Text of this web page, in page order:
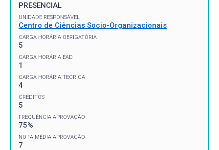
PRESENCIAL
UNIDADE RESPONSÁVEL
Centro de Ciências Socio-Organizacionais
CARGA HORÁRIA OBRIGATÓRIA
5
CARGA HORÁRIA EAD
1
CARGA HORÁRIA TEÓRICA
4
CRÉDITOS
5
FREQUÊNCIA APROVAÇÃO
75%
NOTA MÉDIA APROVAÇÃO
7